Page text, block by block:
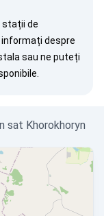
stații de
despre
sau ne puteți
sat Khorokhoryn